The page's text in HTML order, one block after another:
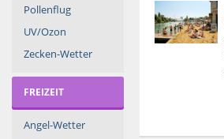
Pollenflug
UV/Ozon
Zecken-Wetter
FREIZEIT
Angel-Wetter